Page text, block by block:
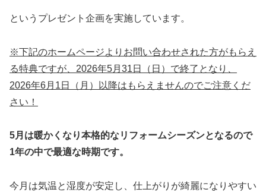
というプレゼント企画を実施しています。
※下記のホームページよりお問い合わせされた方がもらえ
る特典ですが、2026年5月31日（日）で終了となり、
2026年6月1日（月）以降はもらえませんのでご注意くだ
さい！
5月は暖かくなり本格的なリフォームシーズンとなるので
1年の中で最適な時期です。
今月は気温と湿度が安定し、仕上がりが綺麗になりやすい